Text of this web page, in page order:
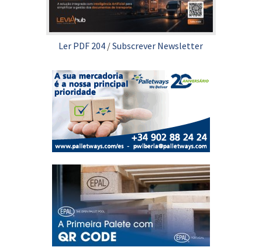
Ler PDF 204 /Subscrever Newsletter